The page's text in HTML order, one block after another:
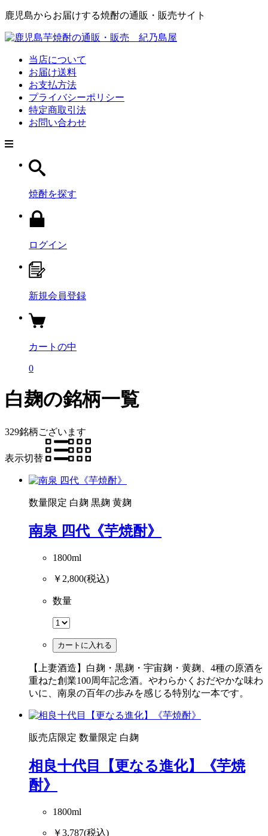
鹿児島からお届けする焼酎の通販・販売サイト
当店について
お届け送料
お支払方法
プライバシーポリシー
特定商取引法
お問い合わせ
焼酎を探す
ログイン
新規会員登録
カートの中
0
白麹の銘柄一覧
329銘柄ございます
表示切替
数量限定 白麹 黒麹 黄麹
南泉 四代《芋焼酎》
1800ml
￥2,800(税込)
数量
カートに入れる
【上妻酒造】白麹・黒麹・宇宙麹・黄麹、4種の原酒を
重ねた創業100周年記念酒。やわらかくおだやかな味わ
いに、南泉の百年の歩みを感じる特別な一本です。
販売店限定 数量限定 白麹
相良十代目【更なる進化】《芋焼
酎》
1800ml
￥3,787(税込)